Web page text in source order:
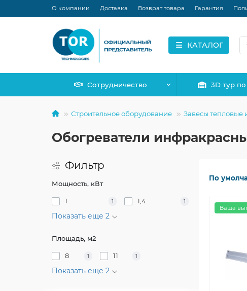
О компании Доставка Возврат товара Гарантия
КАТАЛОГ
Сотрудничество 3D тур
Строительное оборудование Завесы тепловые
Обогреватели
Фильтр
Мощность, кВт
1 1 1,4 1
Показать еще 2
Площадь, м2
8 1 11 1
Показать еще 2
По
Ваша